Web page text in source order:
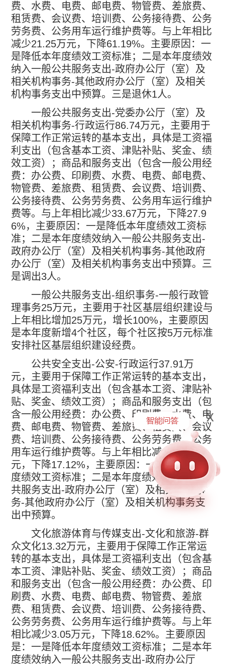
费、水费、电费、邮电费、物管费、差旅费、
租赁费、会议费、培训费、公务接待费、公务
劳务费、公务用车运行维护费等。与上年相比
减少21.25万元，下降61.19%。主要原因：一
是降低本年度绩效工资标准；二是本年度绩效
纳入一般公共服务支出-政府办公厅（室）及
相关机构事务-其他政府办公厅（室）及相关
机构事务支出中预算。三是退休1人。
一般公共服务支出-党委办公厅（室）及
相关机构事务-行政运行86.74万元，主要用于
保障工作正常运转的基本支出，具体是工资福
利支出（包含基本工资、津贴补贴、奖金、绩
效工资）；商品和服务支出（包含一般公用经
费：办公费、印刷费、水费、电费、邮电费、
物管费、差旅费、租赁费、会议费、培训费、
公务接待费、公务劳务费、公务用车运行维护
费等。与上年相比减少33.67万元，下降27.9
6%，主要原因：一是降低本年度绩效工资标
准；二是本年度绩效纳入一般公共服务支出-
政府办公厅（室）及相关机构事务-其他政府
办公厅（室）及相关机构事务支出中预算。三
是调出3人。
一般公共服务支出-组织事务-一般行政管
理事务25万元，主要用于社区基层组织建设与
上年相比增加25万元，增长100%，主要原因
是本年度新增4个社区，每个社区按5万元标准
安排社区基层组织建设经费。
公共安全支出-公安-行政运行37.91万
元，主要用于保障工作正常运转的基本支出，
具体是工资福利支出（包含基本工资、津贴补
贴、奖金、绩效工资）；商品和服务支出（包
含一般公用经费：办公费、印刷费、水费、电
费、邮电费、物管费、差旅费、租赁费、会议
费、培训费、公务接待费、公务劳务费、公务
用车运行维护费等。与上年相比减少7.83万
元，下降17.12%，主要原因：一是降低本年
度绩效工资标准；二是本年度绩效纳入一般公
共服务支出-政府办公厅（室）及相关机构事
务-其他政府办公厅（室）及相关机构事务支
出中预算。
文化旅游体育与传媒支出-文化和旅游-群
众文化13.32万元，主要用于保障工作正常运
转的基本支出，具体是工资福利支出（包含基
本工资、津贴补贴、奖金、绩效工资）；商品
和服务支出（包含一般公用经费：办公费、印
刷费、水费、电费、邮电费、物管费、差旅
费、租赁费、会议费、培训费、公务接待费、
公务劳务费、公务用车运行维护费等。与上年
相比减少3.05万元，下降18.62%。主要原因
是：一是降低本年度绩效工资标准；二是本年
度绩效纳入一般公共服务支出-政府办公厅
x